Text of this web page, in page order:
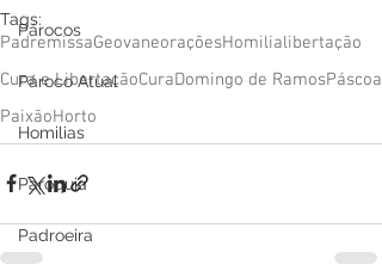
Párocos
Pároco Atual
Homilias
Paróquia
Padroeira
Tags:
PadremissaGeovaneoraçõesHomilialibertação
Cura e LibertaçãoCuraDomingo de RamosPáscoa
PaixãoHorto